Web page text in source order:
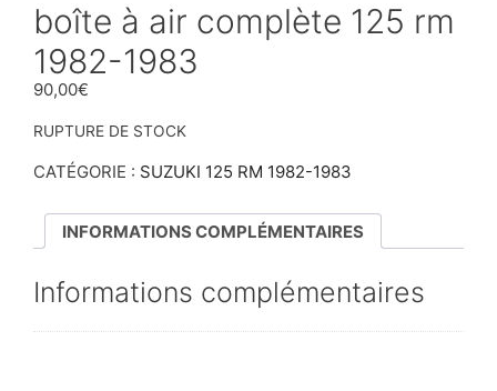
boîte à air complète 125 rm
1982-1983
90,00€
RUPTURE DE STOCK
CATÉGORIE : SUZUKI 125 RM 1982-1983
INFORMATIONS COMPLÉMENTAIRES
Informations complémentaires